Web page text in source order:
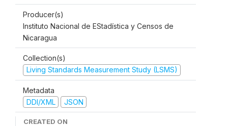
Producer(s)
Instituto Nacional de EStadística y Censos de
Nicaragua
Collection(s)
Living Standards Measurement Study (LSMS)
Metadata
DDI/XML
JSON
CREATED ON